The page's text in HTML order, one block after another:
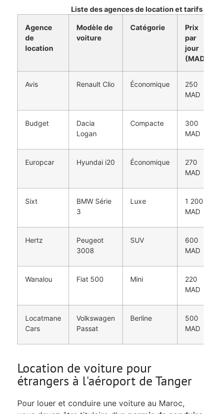
Liste des agences de location et tarifs
Agence
de
location
Modèle de
voiture
Catégorie
Prix
par
jour
(MAD)
Avis Renault Clio Économique
250
MAD
Budget
Dacia
Logan
Compacte
300
MAD
Europcar Hyundai i20 Économique
270
MAD
Sixt
BMW Série
3
Luxe
1 200
MAD
Hertz
Peugeot
3008
SUV
600
MAD
Wanalou Fiat 500 Mini
220
MAD
Locatmane
Cars
Volkswagen
Passat
Berline
500
MAD
Location de voiture pour
étrangers à l'aéroport de Tanger
Pour louer et conduire une voiture au Maroc,